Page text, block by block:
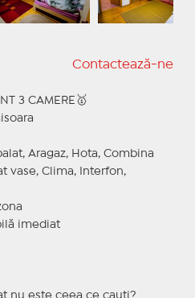
Contactează-ne
3 CAMERE🥇
Aragaz, Hota, Combina
vase, Clima, Interfon,
imediat
nu este ceea ce cauți?